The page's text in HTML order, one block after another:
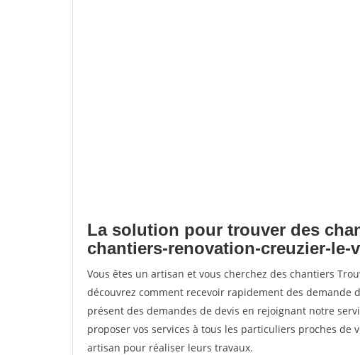
La solution pour trouver des
chantiers-renovation-creuzier-le-
Vous êtes un artisan et vous cherchez des chantiers
découvrez comment recevoir rapidement des demande
présent des demandes de devis en rejoignant notre
proposer vos services à tous les particuliers proches
artisan pour réaliser leurs travaux.